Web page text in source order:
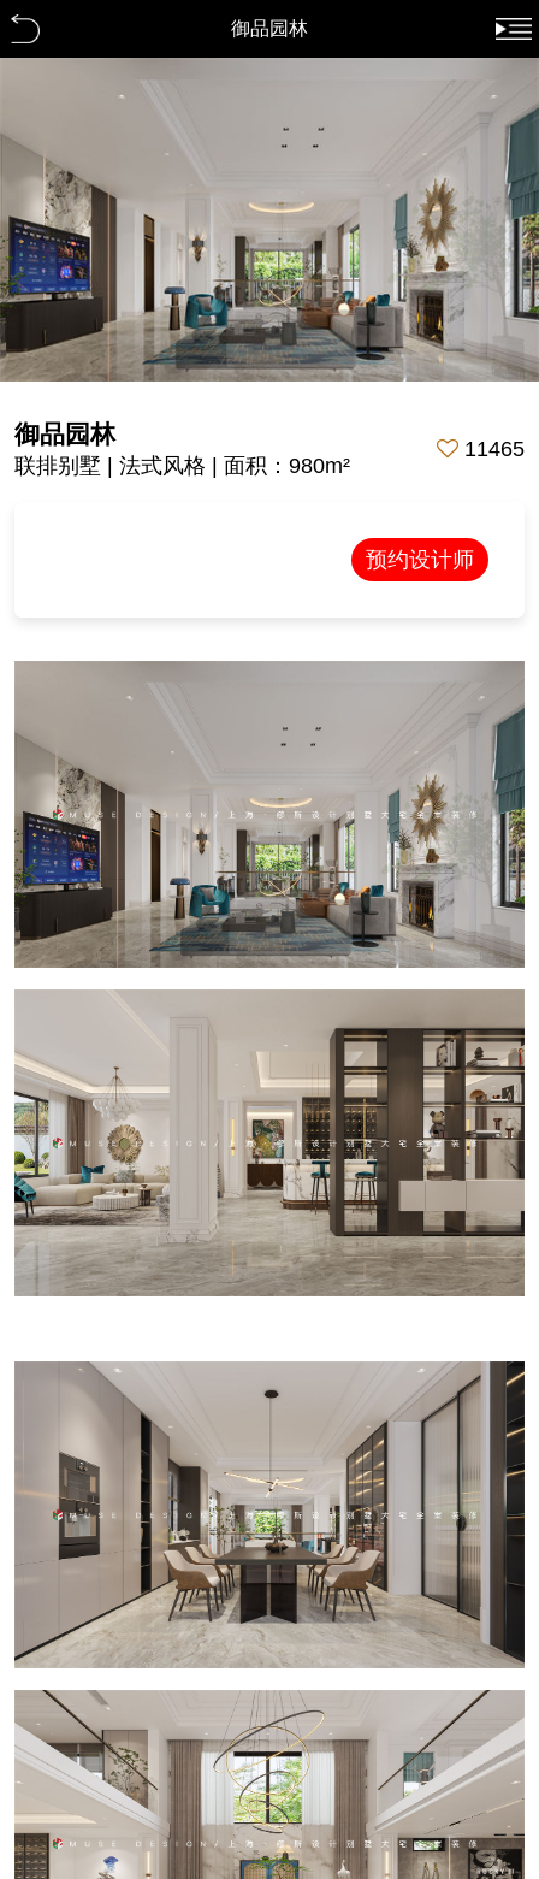
御品园林
御品园林
联排别墅 | 法式风格 | 面积：980m²
11465
预约设计师